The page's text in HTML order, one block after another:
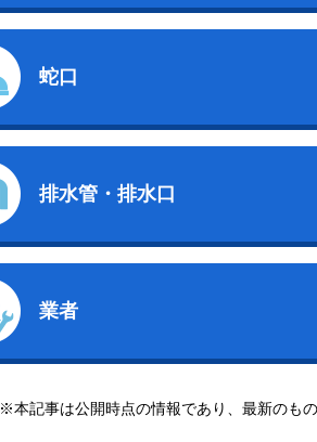
蛇口
排水管・排水口
業者
※本記事は公開時点の情報であり、最新のも